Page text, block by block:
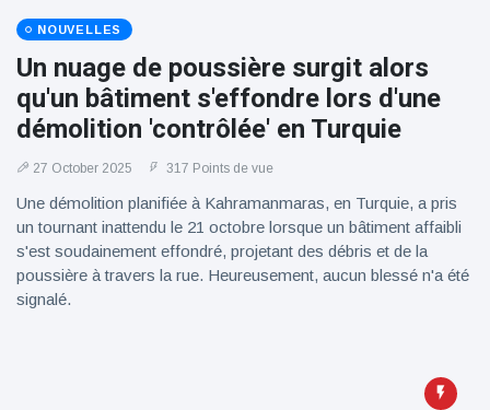
NOUVELLES
Un nuage de poussière surgit alors
qu'un bâtiment s'effondre lors d'une
démolition 'contrôlée' en Turquie
27 October 2025 317 Points de vue
Une démolition planifiée à Kahramanmaras, en Turquie, a pris
un tournant inattendu le 21 octobre lorsque un bâtiment affaibli
s'est soudainement effondré, projetant des débris et de la
poussière à travers la rue. Heureusement, aucun blessé n'a été
signalé.